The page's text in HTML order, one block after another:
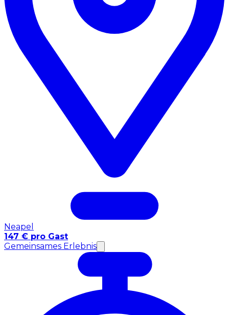
Neapel
147 € pro Gast
Gemeinsames Erlebnis